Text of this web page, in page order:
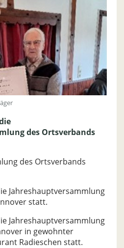
des Ortsverbands
des Ortsverbands
Jahreshauptversammlung
statt.
Jahreshauptversammlung
in gewohnter
Radieschen statt.